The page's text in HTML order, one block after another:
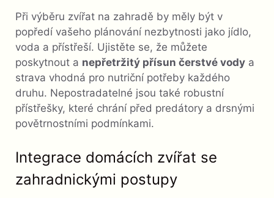
Při výběru zvířat na zahradě by měly být v
popředí vašeho plánování nezbytnosti jako jídlo,
voda a přístřeší. Ujistěte se, že můžete
poskytnout a nepřetržitý přísun čerstvé vody a
strava vhodná pro nutriční potřeby každého
druhu. Nepostradatelné jsou také robustní
přístřešky, které chrání před predátory a drsnými
povětrnostními podmínkami.
Integrace domácích zvířat se
zahradnickými postupy